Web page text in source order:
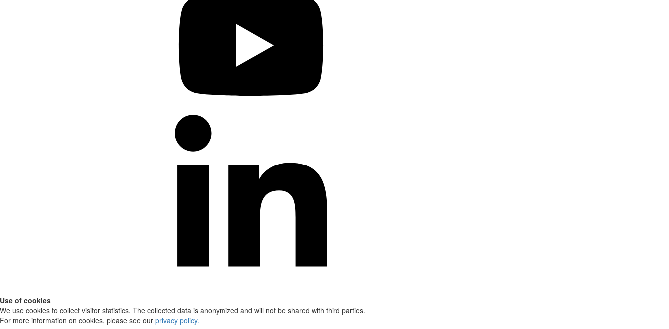
Use of cookies
We use cookies to collect visitor statistics. The collected data is anonymized and will not be shared with third parties.
For more information on cookies, please see our privacy policy.